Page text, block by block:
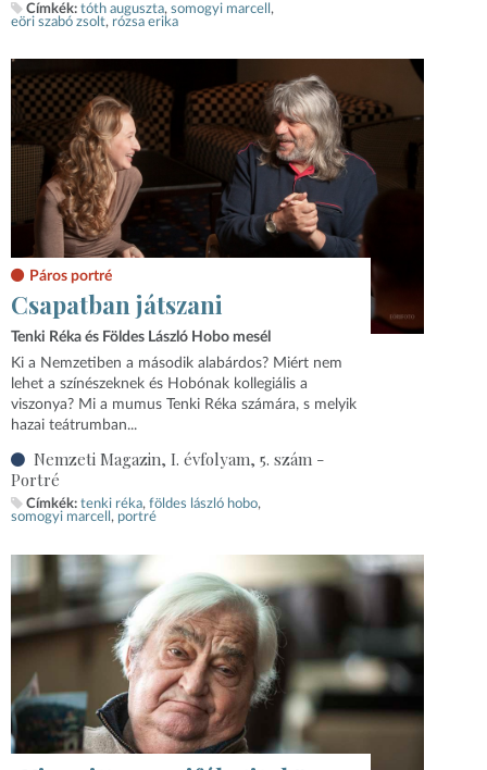
Címkék: tóth auguszta somogyi marcell
eöri szabó zsolt rózsa erika
Páros portré
Csapatban játszani
Tenki Réka és Földes László Hobo mesél
Ki a Nemzetiben a második alabárdos? Miért nem
lehet a színészeknek és Hobónak kollegiális a
viszonya? Mi a mumus Tenki Réka számára, s melyik
hazai teátrumban...
Nemzeti Magazin, I. évfolyam, 5. szám -
Portré
Címkék: tenki réka földes lászló hobo
somogyi marcell
portré